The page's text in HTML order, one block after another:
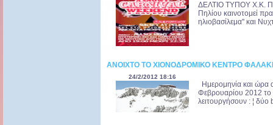
ΔΕΛΤΙΟ ΤΥΠΟΥ Χ.Κ.
Πηλίου καινοτομεί
ηλιοβασίλεμα'' και
ΑΝΟΙΧΤΟ ΤΟ ΧΙΟΝΟΔΡΟΜΙΚΟ ΚΕΝΤΡΟ
24/2/2012 18:16
Ημερομηνία και
Φεβρουαρίου 2012 το
λειτουργήσουν : ¦